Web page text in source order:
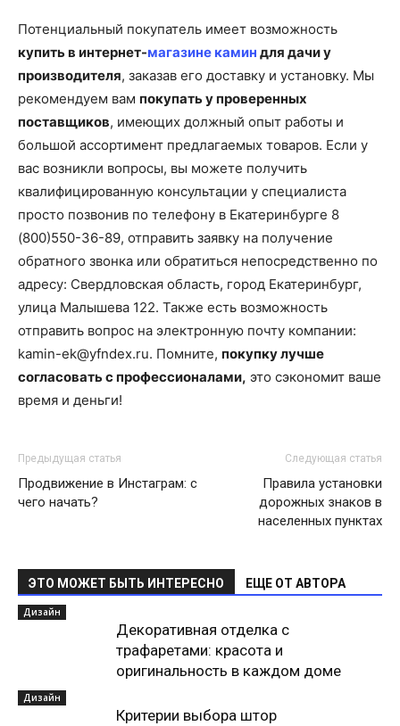
Потенциальный покупатель имеет возможность
купить в интернет-магазине камин для дачи у
производителя, заказав его доставку и установку. Мы
рекомендуем вам покупать у проверенных
поставщиков, имеющих должный опыт работы и
большой ассортимент предлагаемых товаров. Если у
вас возникли вопросы, вы можете получить
квалифицированную консультации у специалиста
просто позвонив по телефону в Екатеринбурге 8
(800)550-36-89, отправить заявку на получение
обратного звонка или обратиться непосредственно по
адресу: Свердловская область, город Екатеринбург,
улица Малышева 122. Также есть возможность
отправить вопрос на электронную почту компании:
kamin-ek@yfndex.ru. Помните, покупку лучше
согласовать с профессионалами, это сэкономит ваше
время и деньги!
Предыдущая статья
Продвижение в Инстаграм: с
чего начать?
Следующая статья
Правила установки
дорожных знаков в
населенных пунктах
ЭТО МОЖЕТ БЫТЬ ИНТЕРЕСНО ЕЩЕ ОТ АВТОРА
Дизайн
Декоративная отделка с
трафаретами: красота и
оригинальность в каждом доме
Дизайн
Критерии выбора штор